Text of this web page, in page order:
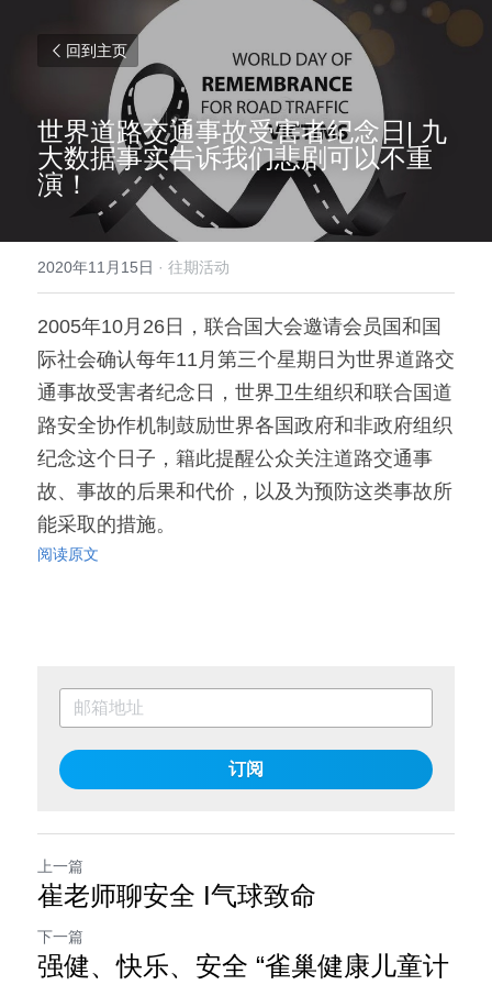
回到主页
世界道路交通事故受害者纪念日| 九
大数据事实告诉我们悲剧可以不重
演！
2020年11月15日 · 往期活动
2005年10月26日，联合国大会邀请会员国和国
际社会确认每年11月第三个星期日为世界道路交
通事故受害者纪念日，世界卫生组织和联合国道
路安全协作机制鼓励世界各国政府和非政府组织
纪念这个日子，籍此提醒公众关注道路交通事
故、事故的后果和代价，以及为预防这类事故所
能采取的措施。
阅读原文
订阅
上一篇
崔老师聊安全 I气球致命
下一篇
强健、快乐、安全 “雀巢健康儿童计